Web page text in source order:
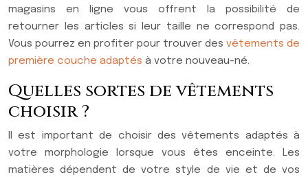
magasins en ligne vous offrent la possibilité de
retourner les articles si leur taille ne correspond pas.
Vous pourrez en profiter pour trouver des vêtements de
première couche adaptés à votre nouveau-né.
Quelles sortes de vêtements
choisir ?
Il est important de choisir des vêtements adaptés à
votre morphologie lorsque vous êtes enceinte. Les
matières dépendent de votre style de vie et de vos